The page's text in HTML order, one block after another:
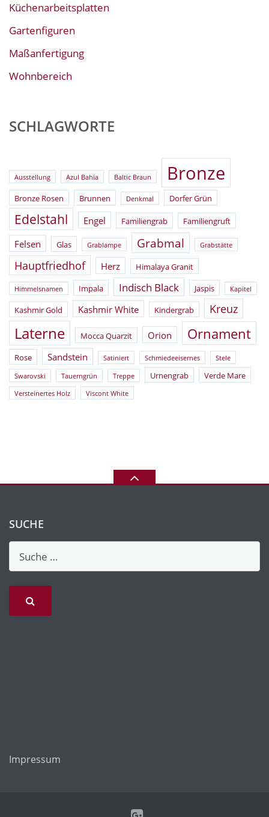
Küchenarbeitsplatten
Gartenfiguren
Maßanfertigung
Wohnbereich
SCHLAGWORTE
Ausstellung Azul Bahia Baltic Braun Bronze
Bronze Rosen Brunnen Denkmal Dorfer Grün
Edelstahl Engel Familiengrab Familiengruft
Felsen Glas Grablampe Grabmal Grabstätte
Hauptfriedhof Herz Himalaya Granit
Himmelsnamen Impala Indisch Black Jaspis Kapitel
Kashmir Gold Kashmir White Kindergrab Kreuz
Laterne Mocca Quarzit Orion Ornament
Rose Sandstein Satiniert Schmiedeeisernes Stele
Swarovski Tauerngrün Treppe Urnengrab Verde Mare
Versteinertes Holz Viscont White
SUCHE
Impressum